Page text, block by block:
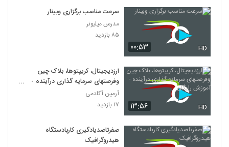
۰۰:۵۳ HD
سرعت مناسب برگزاری وبینار
مدرس میلیونر
۸۵ بازدید
۱۳:۵۶ HD
ارزدیجیتال، کریپتوها، بلاک چین
وفرصتهای سرمایه گذاری درآینده -
آموزش رایگان
آرمین آکادمی
۱۷ بازدید
صفرتاصدیادگیری کاربادستگاه
هیدروگرافیک